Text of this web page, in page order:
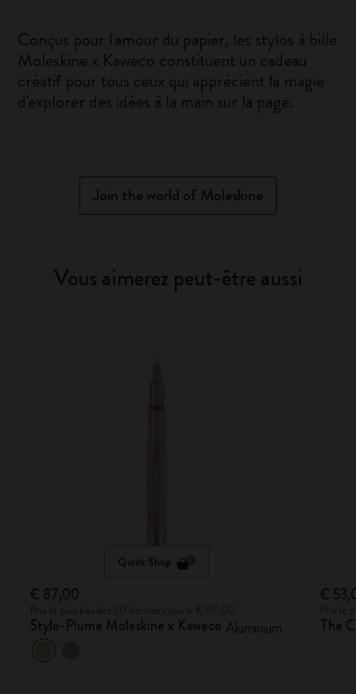
Conçus pour l'amour du papier, les stylos à bille
Moleskine x Kaweco constituent un cadeau
créatif pour tous ceux qui apprécient la magie
d'explorer des idées à la main sur la page.
Join the world of Moleskine
Vous aimerez peut-être aussi
Quick Shop
€ 87,00
Stylo-Plume Moleskine x Kaweco Aluminium
€
The